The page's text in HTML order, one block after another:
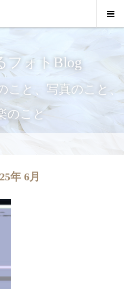
フォトBlog
こと、写真のこと、
のこと
年 6月